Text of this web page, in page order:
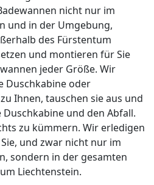
nicht nur im
und in der Umgebung,
des Fürstentum
und montieren für Sie
jeder Größe. Wir
Duschkabine oder
Ihnen, tauschen sie aus und
und den Abfall.
zu kümmern. Wir erledigen
und zwar nicht nur im
, sondern in der gesamten
Liechtenstein.